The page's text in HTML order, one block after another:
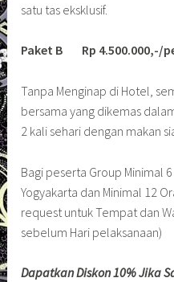
satu tas eksklusif.
Paket B Rp 4.500.000,-/
Tanpa Menginap di Hotel,
bersama yang dikemas
2 kali sehari dengan makan
Bagi peserta Group Minimal
Yogyakarta dan Minimal 12
request untuk Tempat dan
sebelum Hari pelaksanaan)
Dapatkan Diskon 10% Jika